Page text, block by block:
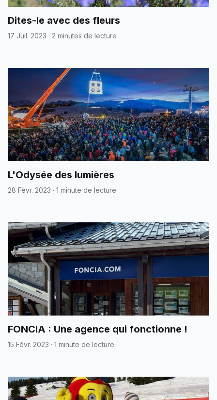
Dites-le avec des fleurs
17 Juil. 2023 · 2 minutes de lecture
L'Odysée des lumières
28 Févr. 2023 · 1 minute de lecture
FONCIA : Une agence qui fonctionne !
15 Févr. 2023 · 1 minute de lecture